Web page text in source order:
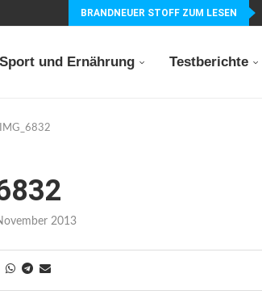
BRANDNEUER STOFF ZUM LESEN
Sport und Ernährung Testberichte
IMG_6832
2013